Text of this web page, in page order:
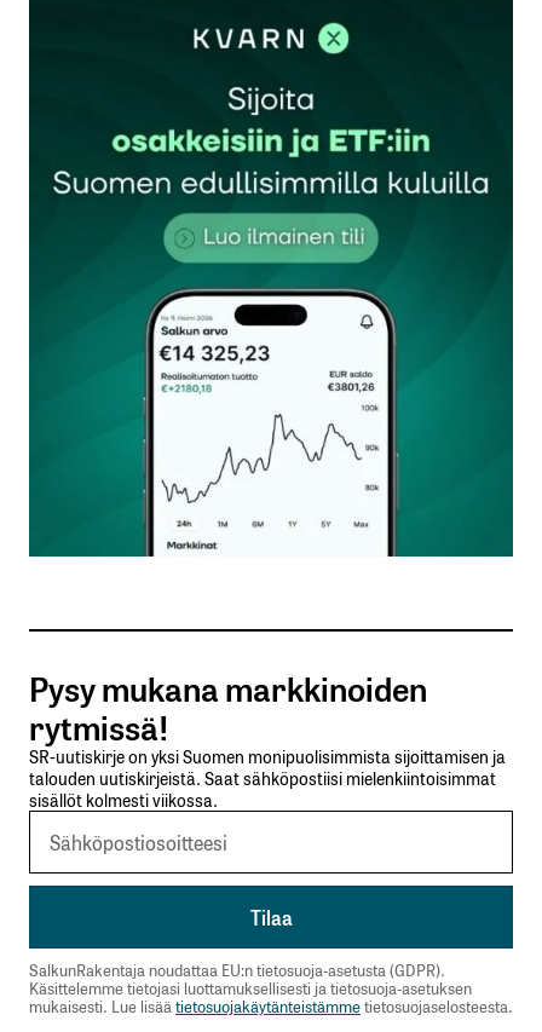
rekisteröityä
Sähköpostiosoitettasi ei julkaista.Pakolliset
kentät on merkitty*
Kommentti*
Nimesi tai nimimerkkisi
Sähköpostiosoitteesi
Tilaa SalkunRakentajan uutiskirje
Lähetä kommentti
Pysy mukana markkinoiden
rytmissä!
SR-uutiskirje on yksi Suomen monipuolisimmista sijoittamisen ja
talouden uutiskirjeistä. Saat sähköpostiisi mielenkiintoisimmat
sisällöt kolmesti viikossa.
SalkunRakentaja noudattaa EU:n tietosuoja-asetusta (GDPR).
Käsittelemme tietojasi luottamuksellisesti ja tietosuoja-asetuksen
mukaisesti. Lue lisäätietosuojakäytänteistämmetietosuojaselosteesta.